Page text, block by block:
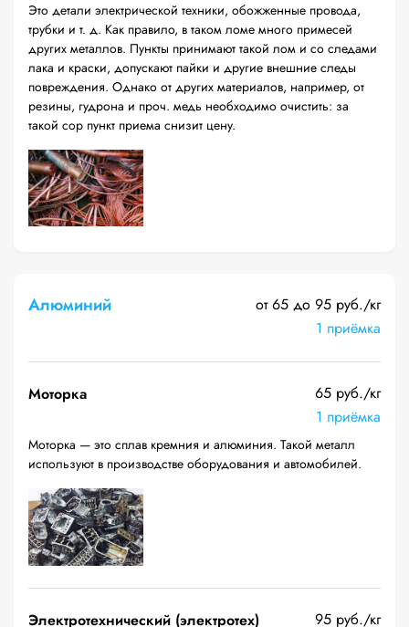
Это детали электрической техники, обожженные провода,
трубки и т. д. Как правило, в таком ломе много примесей
других металлов. Пункты принимают такой лом и со следами
лака и краски, допускают пайки и другие внешние следы
повреждения. Однако от других материалов, например, от
резины, гудрона и проч. медь необходимо очистить: за
такой сор пункт приема снизит цену.
Алюминий
от 65 до 95 руб./кг
1 приёмка
Моторка
65 руб./кг
1 приёмка
Моторка — это сплав кремния и алюминия. Такой металл
используют в производстве оборудования и автомобилей.
Электротехнический (электротех) 95 руб./кг